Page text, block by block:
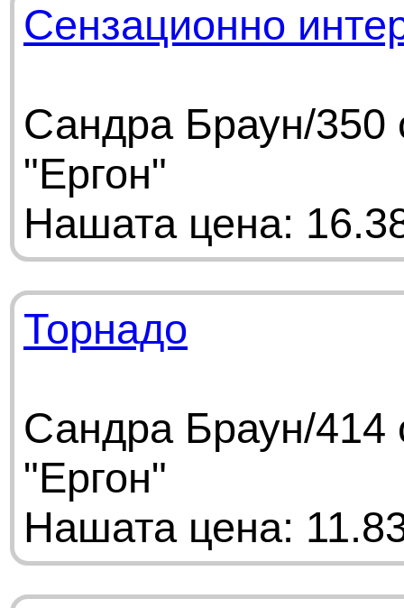
Сензационно
Сандра Браун/
"Ергон"
Нашата цена:
Торнадо
Сандра Браун/
"Ергон"
Нашата цена: